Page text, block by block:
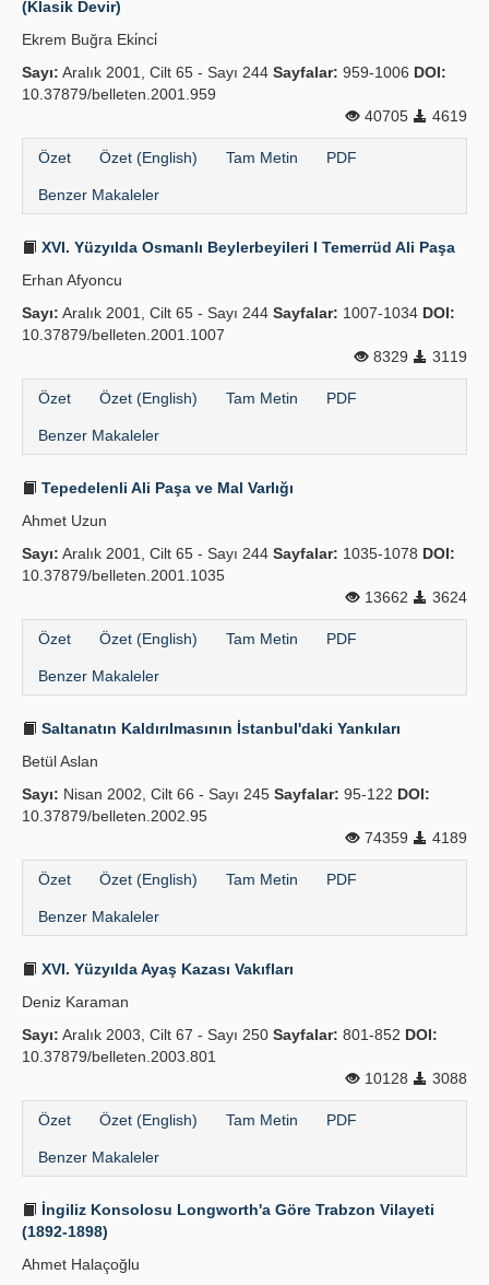
Kılavuzlar
(Klasik Devir)
Ekrem Buğra Eki̇nci̇
Sayı: Aralık 2001, Cilt 65 - Sayı 244 Sayfalar: 959-1006 DOI:
10.37879/belleten.2001.959
40705
4619
Özet Özet (English) Tam Metin PDF
Benzer Makaleler
XVI. Yüzyılda Osmanlı Beylerbeyileri I Temerrüd Ali Paşa
Erhan Afyoncu
Sayı: Aralık 2001, Cilt 65 - Sayı 244 Sayfalar: 1007-1034 DOI:
10.37879/belleten.2001.1007
8329
3119
Özet Özet (English) Tam Metin PDF
Benzer Makaleler
Tepedelenli Ali Paşa ve Mal Varlığı
Ahmet Uzun
Sayı: Aralık 2001, Cilt 65 - Sayı 244 Sayfalar: 1035-1078 DOI:
10.37879/belleten.2001.1035
13662
3624
Özet Özet (English) Tam Metin PDF
Benzer Makaleler
Saltanatın Kaldırılmasının İstanbul'daki Yankıları
Betül Aslan
Sayı: Nisan 2002, Cilt 66 - Sayı 245 Sayfalar: 95-122 DOI:
10.37879/belleten.2002.95
74359
4189
Özet Özet (English) Tam Metin PDF
Benzer Makaleler
XVI. Yüzyılda Ayaş Kazası Vakıfları
Deniz Karaman
Sayı: Aralık 2003, Cilt 67 - Sayı 250 Sayfalar: 801-852 DOI:
10.37879/belleten.2003.801
10128
3088
Özet Özet (English) Tam Metin PDF
Benzer Makaleler
İngiliz Konsolosu Longworth'a Göre Trabzon Vilayeti
(1892-1898)
Ahmet Halaçoğlu